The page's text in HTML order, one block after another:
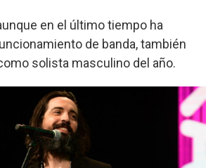
en el último tiempo ha
de banda, también
solista masculino del año.